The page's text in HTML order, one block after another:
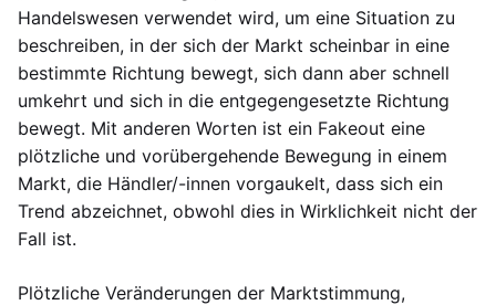
Handelswesen verwendet wird, um eine Situation zu
beschreiben, in der sich der Markt scheinbar in eine
bestimmte Richtung bewegt, sich dann aber schnell
umkehrt und sich in die entgegengesetzte Richtung
bewegt. Mit anderen Worten ist ein Fakeout eine
plötzliche und vorübergehende Bewegung in einem
Markt, die Händler/-innen vorgaukelt, dass sich ein
Trend abzeichnet, obwohl dies in Wirklichkeit nicht der
Fall ist.
Plötzliche Veränderungen der Marktstimmung,